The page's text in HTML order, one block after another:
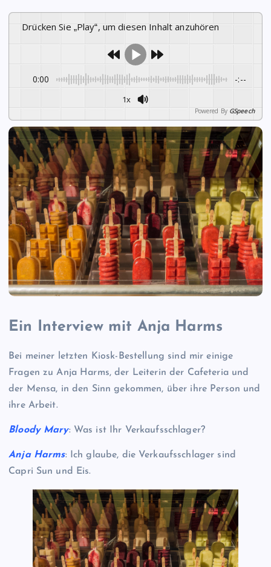
Drücken Sie „Play“, um diesen Inhalt anzuhören
0:00 -:--
1x
Powered By GSpeech
Ein Interview mit Anja Harms
Bei meiner letzten Kiosk-Bestellung sind mir einige
Fragen zu Anja Harms, der Leiterin der Cafeteria und
der Mensa, in den Sinn gekommen, über ihre Person und
ihre Arbeit.
Bloody Mary: Was ist Ihr Verkaufsschlager?
Anja Harms: Ich glaube, die Verkaufsschlager sind
Capri Sun und Eis.